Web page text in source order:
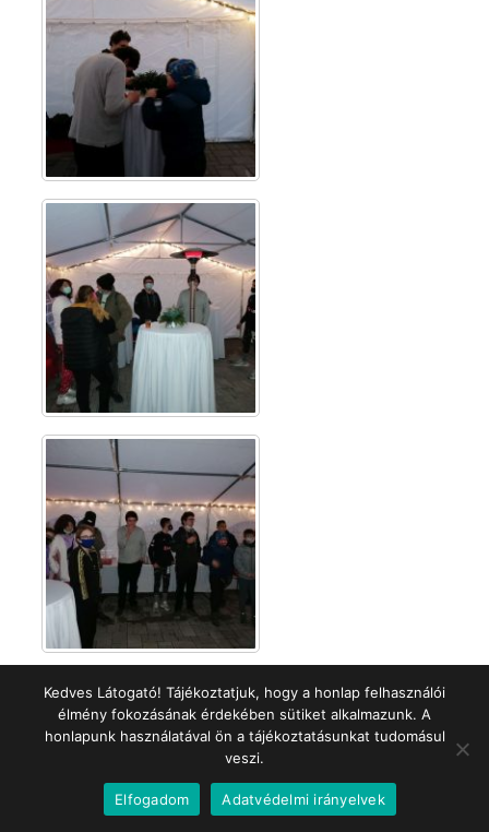
Kedves Látogató! Tájékoztatjuk, hogy a honlap felhasználói
élmény fokozásának érdekében sütiket alkalmazunk. A
honlapunk használatával ön a tájékoztatásunkat tudomásul
veszi.
Elfogadom Adatvédelmi irányelvek